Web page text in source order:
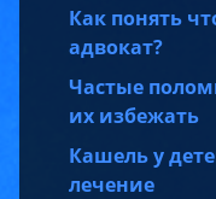
Как понять
адвокат?
Частые
их избежать
Кашель у
лечение